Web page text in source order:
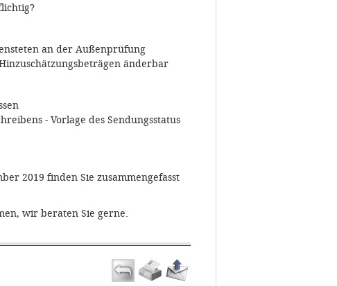
an der Außenprüfung
änderbar
- Vorlage des Sendungsstatus
2019 finden Sie zusammengefasst
wir beraten Sie gerne.